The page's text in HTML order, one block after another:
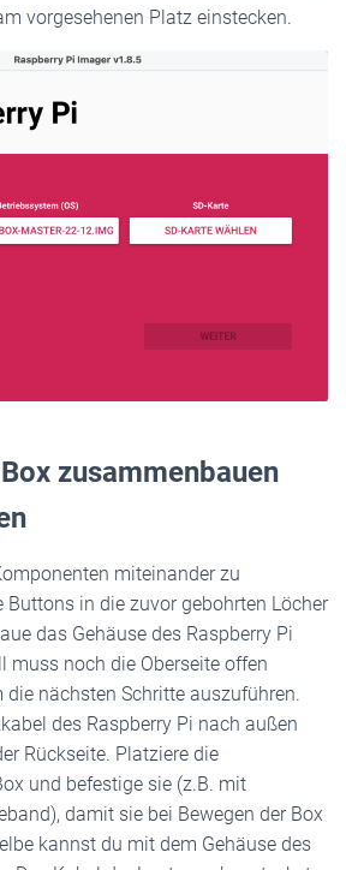
vorgesehenen Platz einstecken.
zusammenbauen
miteinander zu
Buttons in die zuvor gebohrten Löcher
das Gehäuse des Raspberry Pi
muss noch die Oberseite offen
die nächsten Schritte auszuführen.
des Raspberry Pi nach außen
Rückseite. Platziere die
und befestige sie (z.B. mit
damit sie bei Bewegen der Box
kannst du mit dem Gehäuse des